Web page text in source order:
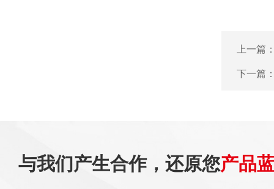
上一篇
下一篇
与我们产生合作，还原您产品